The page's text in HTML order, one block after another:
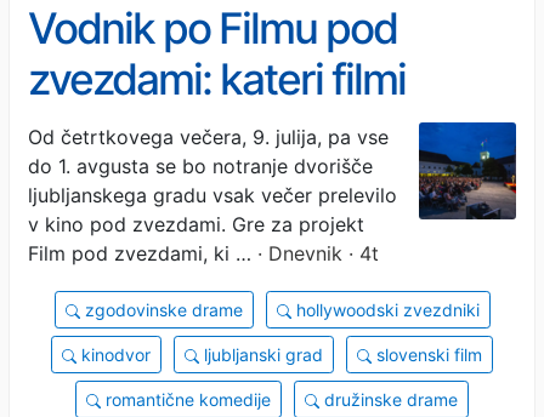
Vodnik po Filmu pod
zvezdami: kateri filmi
prihajajo na grajsko
dvorišče?
Od četrtkovega večera, 9. julija, pa vse
do 1. avgusta se bo notranje dvorišče
ljubljanskega gradu vsak večer prelevilo
v kino pod zvezdami. Gre za projekt
Film pod zvezdami, ki … · Dnevnik · 4t
zgodovinske drame hollywoodski zvezdniki
kinodvor ljubljanski grad slovenski film
romantične komedije družinske drame